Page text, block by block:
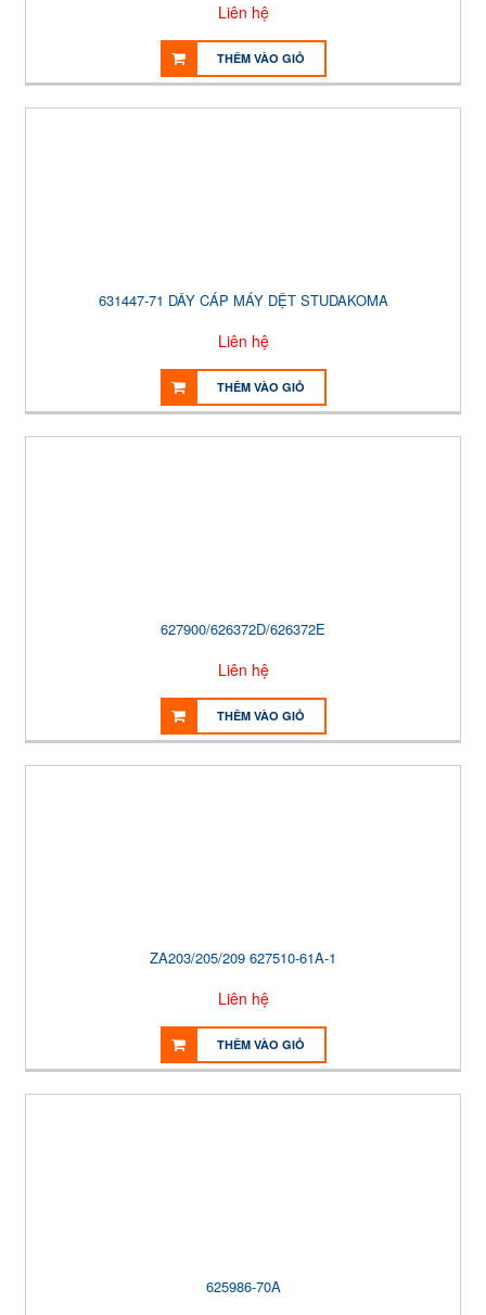
Liên hệ
THÊM VÀO GIỎ
631447-71 DÂY CÁP MÁY DỆT STUDAKOMA
Liên hệ
THÊM VÀO GIỎ
627900/626372D/626372E
Liên hệ
THÊM VÀO GIỎ
ZA203/205/209 627510-61A-1
Liên hệ
THÊM VÀO GIỎ
625986-70A